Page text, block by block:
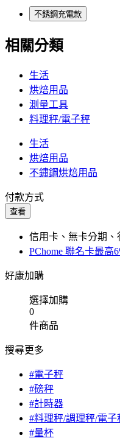
不銹鋼充電款
相關分類
生活
烘焙用品
測量工具
料理秤/電子秤
生活
烘焙用品
不鏽鋼烘焙用品
付款方式
查看
信用卡、無卡分期
PChome 聯名卡最高
好康加購
選擇加購
0
件商品
搜尋更多
#電子秤
#磅秤
#計時器
#料理秤/調理秤/電子
#量杯